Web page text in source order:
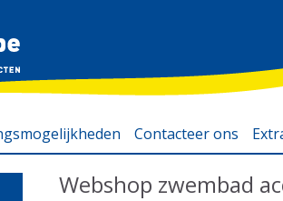
Contacteer ons
Webshop zwembad